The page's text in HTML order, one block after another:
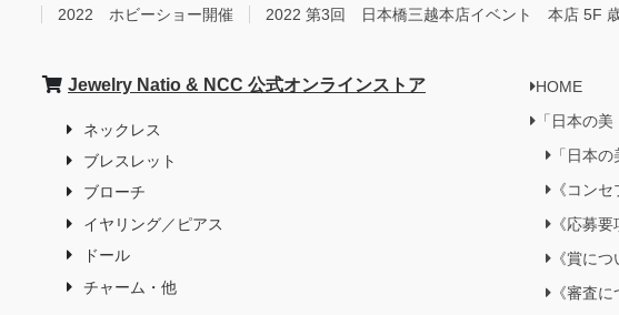
2022 ホビーショー開催
2022 第3回 日本橋三越本店イベント 本店 5F
Jewelry Natio & NCC 公式オンラインストア
ネックレス
ブレスレット
ブローチ
イヤリング／ピアス
ドール
チャーム・他
HOME
「日本の
「日本
《コン
《応募要
《賞につ
《審査に